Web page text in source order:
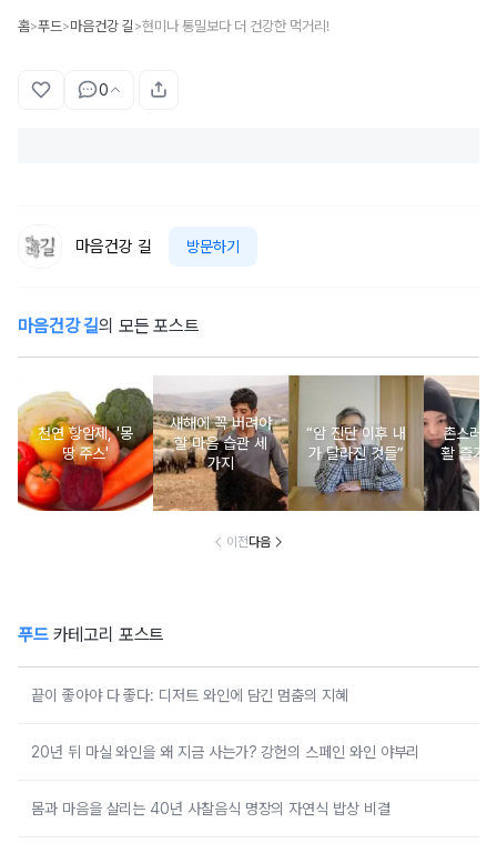
홈>푸드>마음건강 길 >현미나 통밀보다 더 건강한 먹거리!
0
마음건강 길 방문하기
마음건강 길의 모든 포스트
천연 항암제, '몽
땅 주스'
새해에 꼭 버려야
할 마음 습관 세
가지
“암 진단 이후 내
가 달라진 것들”
촌스러
활 즐기
이전다음
푸드카테고리 포스트
끝이 좋아야 다 좋다: 디저트 와인에 담긴 멈춤의 지혜
20년 뒤 마실 와인을 왜 지금 사는가? 강헌의 스페인 와인 야부리
몸과 마음을 살리는 40년 사찰음식 명장의 자연식 밥상 비결